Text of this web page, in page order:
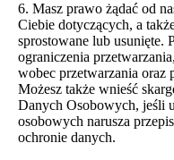
6. Masz prawo żądać od
Ciebie dotyczących, a
sprostowane lub usunięte.
ograniczenia
wobec przetwarzania oraz
Możesz także wnieść
Danych Osobowych, jeśli
osobowych narusza
ochronie danych.